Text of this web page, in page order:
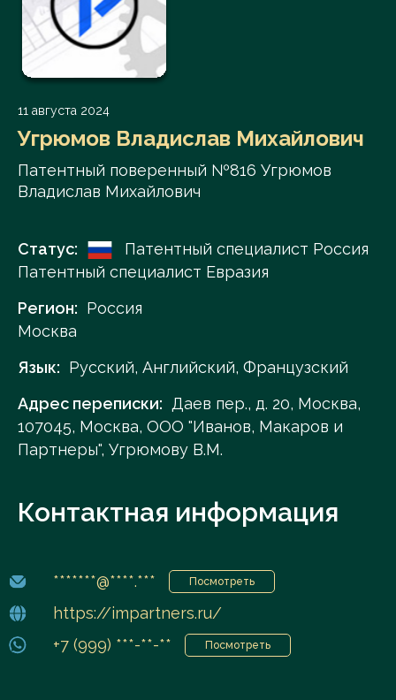
11 августа 2024
Угрюмов Владислав Михайлович
Патентный поверенный №816 Угрюмов
Владислав Михайлович
Статус:
Патентный специалист Россия
Патентный специалист Евразия
Регион: Россия
Москва
Язык: Русский, Английский, Французский
Адрес переписки: Даев пер., д. 20, Москва,
107045, Москва, ООО "Иванов, Макаров и
Партнеры", Угрюмову В.М.
Контактная информация
*******@****.*** Посмотреть
https://impartners.ru/
+7 (999) ***-**-**
Посмотреть